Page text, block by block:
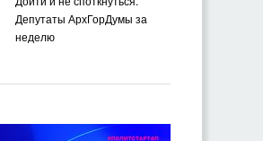
Депутаты АрхГорДумы за
неделю